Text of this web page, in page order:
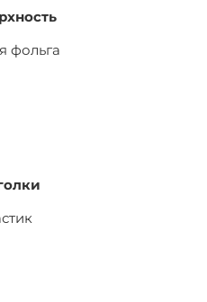
фольга